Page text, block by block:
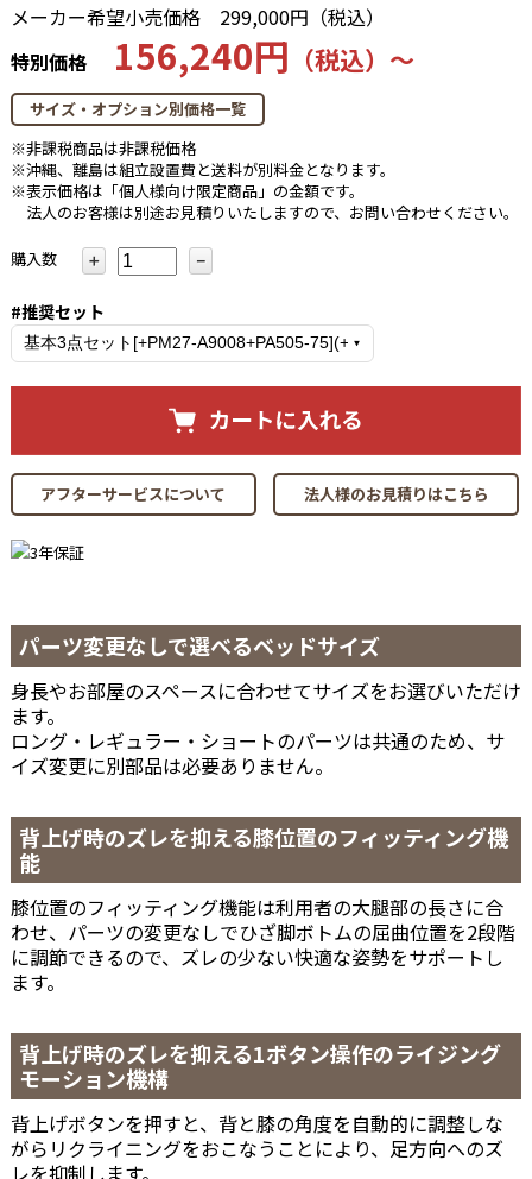
メーカー希望小売価格
299,000円（税込）
特別価格
156,240円 （税込）～
サイズ・オプション別価格一覧
※非課税商品は非課税価格
※沖縄、離島は組立設置費と送料が別料金となります。
※表示価格は「個人様向け限定商品」の金額です。
法人のお客様は別途お見積りいたしますので、お問い合わせください。
購入数 ＋ －
#推奨セット
アフターサービスについて 法人様のお見積りはこちら
パーツ変更なしで選べるベッドサイズ
身長やお部屋のスペースに合わせてサイズをお選びいただけ
ます。
ロング・レギュラー・ショートのパーツは共通のため、サ
イズ変更に別部品は必要ありません。
背上げ時のズレを抑える膝位置のフィッティング機
能
膝位置のフィッティング機能は利用者の大腿部の長さに合
わせ、パーツの変更なしでひざ脚ボトムの屈曲位置を2段階
に調節できるので、ズレの少ない快適な姿勢をサポートし
ます。
背上げ時のズレを抑える1ボタン操作のライジング
モーション機構
背上げボタンを押すと、背と膝の角度を自動的に調整しな
がらリクライニングをおこなうことにより、足方向へのズ
レを抑制します。